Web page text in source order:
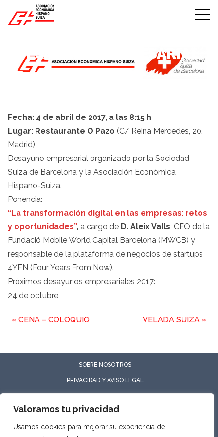
Valoramos tu privacidad
Usamos cookies para mejorar su experiencia de
Skip to content
DESAYUNO EMPRESARIAL
Fecha: 4 de abril de 2017, a las 8:15 h
Lugar: Restaurante O Pazo (C/ Reina Mercedes, 20.
Madrid)
Desayuno empresarial organizado por la Sociedad
Suiza de Barcelona y la Asociación Económica
Hispano-Suiza.
Ponencia:
“La transformación digital en las empresas: retos
y oportunidades”, a cargo de D. Aleix Valls, CEO de la
Fundació Mobile World Capital Barcelona (MWCB) y
responsable de la plataforma de negocios de startups
4YFN (Four Years From Now).
Próximos desayunos empresariales 2017:
24 de octubre
« CENA – COLOQUIO VELADA SUIZA »
SOBRE NOSOTROS
PRIVACIDAD Y AVISO LEGAL